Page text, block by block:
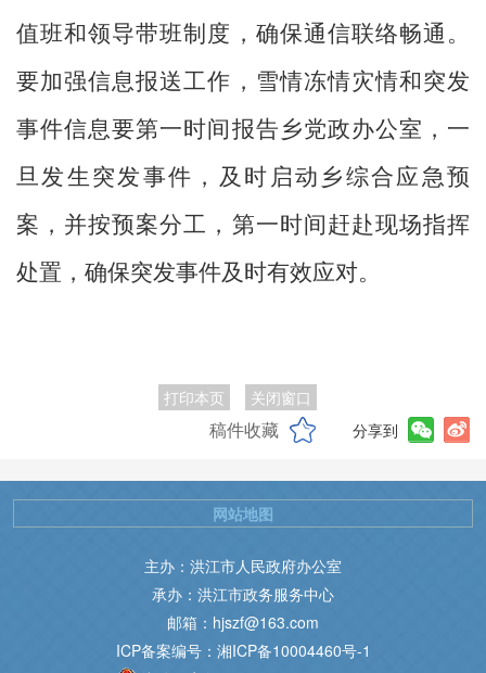
值班和领导带班制度，确保通信联络畅通。
要加强信息报送工作，雪情冻情灾情和突发
事件信息要第一时间报告乡党政办公室，一
旦发生突发事件，及时启动乡综合应急预
案，并按预案分工，第一时间赶赴现场指挥
处置，确保突发事件及时有效应对。
打印本页 关闭窗口
稿件收藏 分享到
主办：洪江市人民政府办公室
承办：洪江市政务服务中心
邮箱：hjszf@163.com
ICP备案编号：湘ICP备10004460号-1
网站地图